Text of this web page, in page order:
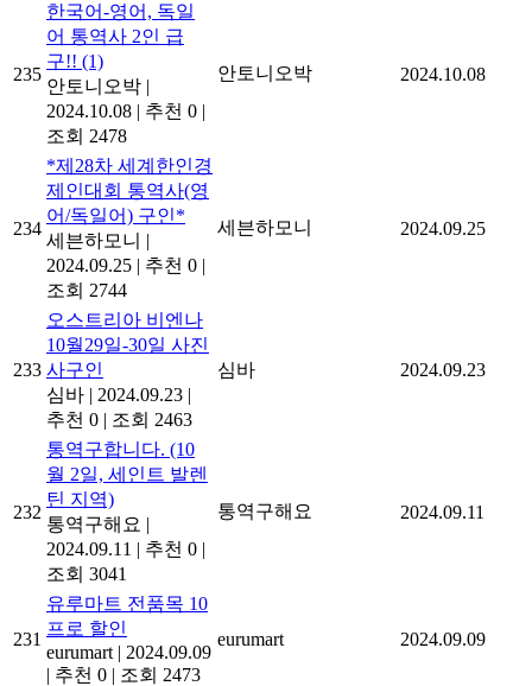
235
한국어-영어, 독일
어 통역사 2인 급
구!! (1)
안토니오박 |
2024.10.08 | 추천 0 |
조회 2478
안토니오박 2024.10.08
234
*제28차 세계한인경
제인대회 통역사(영
어/독일어) 구인*
세븐하모니 |
2024.09.25 | 추천 0 |
조회 2744
세븐하모니 2024.09.25
233
오스트리아 비엔나
10월29일-30일 사진
사구인
심바 | 2024.09.23 |
추천 0 | 조회 2463
심바 2024.09.23
232
통역구합니다. (10
월 2일, 세인트 발렌
틴 지역)
통역구해요 |
2024.09.11 | 추천 0 |
조회 3041
통역구해요 2024.09.11
231
유루마트 전품목 10
프로 할인
eurumart | 2024.09.09
| 추천 0 | 조회 2473
eurumart 2024.09.09